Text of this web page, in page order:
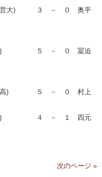
営大) ３ － ０ 奥平
高) ５ － ０ 冨迫
高) ５ － ０ 村上
高) ４ － １ 四元
次のページ »